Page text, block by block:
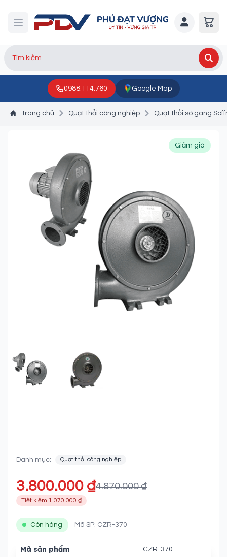
0988.114.760 Google Map
Trang chủ Quạt thổi công nghiệp Quạt thổi sò gang
FEATURED IMAGEGALLERY IMAGE 1
Giảm giá
Danh mục: Quạt thổi công nghiệp
3.800.000 ₫4.870.000 ₫
Tiết kiệm 1.070.000 ₫
Còn hàng Mã SP: CZR-370
Mã sản phẩm : CZR-370